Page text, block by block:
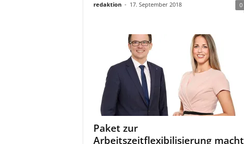
redaktion - 17. September 2018 0
Paket zur
Arbeitszeitflexibilisierung macht